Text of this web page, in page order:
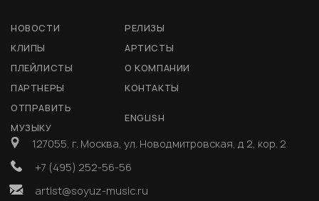
НОВОСТИ
РЕЛИЗЫ
КЛИПЫ
АРТИСТЫ
ПЛЕЙЛИСТЫ
О КОМПАНИИ
ПАРТНЕРЫ
КОНТАКТЫ
ОТПРАВИТЬ
МУЗЫКУ
ENGLISH
127055, г. Москва, ул. Новодмитровская, д 2, кор. 2
+7 (495) 252-56-56
artist@soyuz-music.ru